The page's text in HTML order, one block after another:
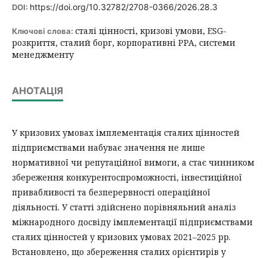
DOI: https://doi.org/10.32782/2708-0366/2026.28.3
Ключові слова: сталі цінності, кризові умови, ESG-
розкриття, сталий борг, корпоративні PPA, системи
менеджменту
АНОТАЦІЯ
У кризових умовах імплементація сталих цінностей
підприємствами набуває значення не лише
нормативної чи репутаційної вимоги, а стає чинником
збереження конкурентоспроможності, інвестиційної
привабливості та безперервності операційної
діяльності. У статті здійснено порівняльний аналіз
міжнародного досвіду імплементації підприємствами
сталих цінностей у кризових умовах 2021–2025 рр.
Встановлено, що збереження сталих орієнтирів у